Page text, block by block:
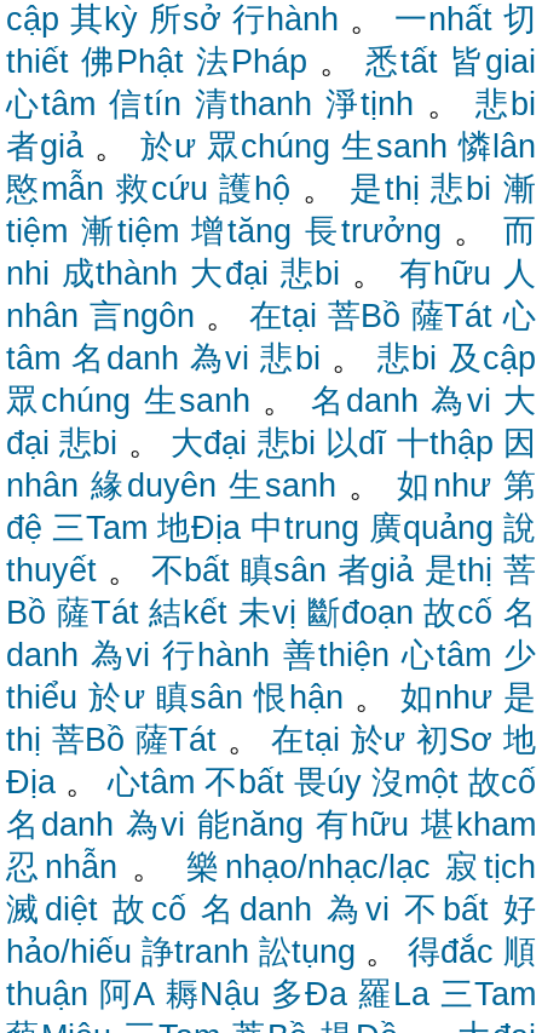
cập 其kỳ 所sở 行hành 。 一nhất 切
thiết 佛Phật 法Pháp 。悉tất 皆giai
心tâm 信tín 清thanh 淨tịnh 。 悲bi
者giả 。 於ư 眾chúng 生sanh 憐lân
愍mẫn 救cứu 護hộ 。 是thị 悲bi 漸
tiệm 漸tiệm 增tăng 長trưởng 。而
nhi 成thành 大đại 悲bi 。 有hữu 人
nhân 言ngôn 。 在tại 菩Bồ 薩Tát 心
tâm 名danh 為vi 悲bi 。 悲bi 及cập
眾chúng 生sanh 。 名danh 為vi 大
đại 悲bi 。 大đại 悲bi 以dĩ 十thập 因
nhân 緣duyên 生sanh 。如như 第
đệ 三Tam 地Địa 中trung 廣quảng 說
thuyết 。 不bất 瞋sân 者giả 是thị 菩
Bồ 薩Tát 結kết 未vị 斷đoạn 故cố 名
danh 為vi 行hành 善thiện 心tâm 少
thiểu 於ư 瞋sân 恨hận 。 如như 是
thị 菩Bồ 薩Tát 。在tại 於ư 初Sơ 地
Địa 。心tâm 不bất 畏úy 沒một 故cố
名danh 為vi 能năng 有hữu 堪kham
忍nhẫn 。 樂nhạo/nhạc/lạc 寂tịch
滅diệt 故cố 名danh 為vi 不bất 好
hảo/hiếu 諍tranh 訟tụng 。 得đắc 順
thuận 阿A 耨Nậu 多Đa 羅La 三Tam